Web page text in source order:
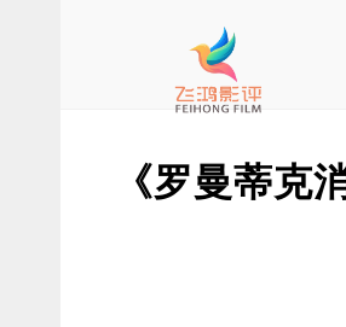
《罗曼蒂克